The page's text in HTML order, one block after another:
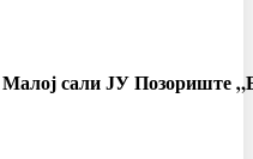
сали ЈУ Позориште